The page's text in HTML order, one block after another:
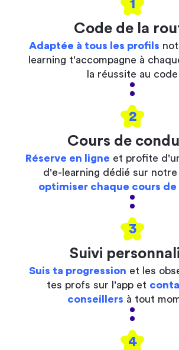
1
Code de la
Adaptée à tous les profils
learning t'accompagne à
la réussite au code
2
Cours de
Réserve en ligne et profite
d'e-learning dédié sur notre
optimiser chaque cours
3
Suivi
Suis ta progression et les
tes profs sur l'app et
conseillers à tout
4